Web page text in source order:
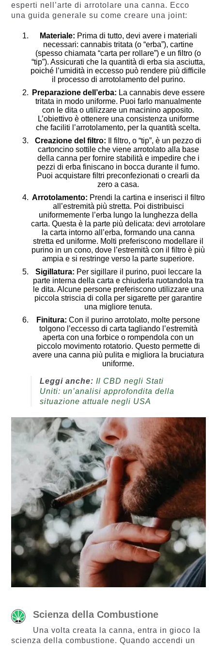
esperti nell’arte di arrotolare una canna. Ecco
una guida generale su come creare una joint:
Materiale: Prima di tutto, devi avere i materiali
necessari: cannabis tritata (o “erba”), cartine
(spesso chiamata “carta per rollare”) e un filtro (o
“tip”). Assicurati che la quantità di erba sia asciutta,
poiché l’umidità in eccesso può rendere più difficile
il processo di arrotolamento del purino.
Preparazione dell’erba: La cannabis deve essere
tritata in modo uniforme. Puoi farlo manualmente
con le dita o utilizzare un macinino apposito.
L’obiettivo è ottenere una consistenza uniforme
che faciliti l’arrotolamento, per la quantità scelta.
Creazione del filtro: Il filtro, o “tip”, è un pezzo di
cartoncino sottile che viene arrotolato alla base
della canna per fornire stabilità e impedire che i
pezzi di erba finiscano in bocca durante il fumo.
Puoi acquistare filtri preconfezionati o crearli da
zero a casa.
Arrotolamento: Prendi la cartina e inserisci il filtro
all’estremità più stretta. Poi distribuisci
uniformemente l’erba lungo la lunghezza della
carta. Questa è la parte più delicata: devi arrotolare
la carta intorno all’erba, formando una canna
stretta ed uniforme. Molti preferiscono modellare il
purino in un cono, dove l’estremità con il filtro è più
ampia e si restringe verso la parte superiore.
Sigillatura: Per sigillare il purino, puoi leccare la
parte interna della carta e chiuderla ruotandola tra
le dita. Alcune persone preferiscono utilizzare una
piccola striscia di colla per sigarette per garantire
una migliore tenuta.
Finitura: Con il purino arrotolato, molte persone
tolgono l’eccesso di carta tagliando l’estremità
aperta con una forbice o rompendola con un
piccolo movimento rotatorio. Questo permette di
avere una canna più pulita e migliora la bruciatura
uniforme.
Leggi anche: Il CBD negli Stati
Uniti: un’analisi approfondita della
situazione attuale negli USA
Scienza della Combustione
Una volta creata la canna, entra in gioco la
scienza della combustione. Quando accendi un